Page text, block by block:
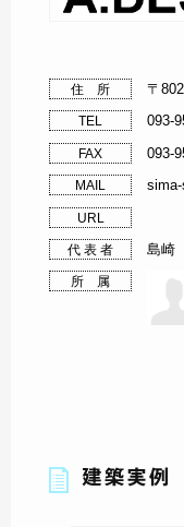
住 所 〒
TEL 093-
FAX 093-
MAIL
URL
代 表 者 島崎
所 属